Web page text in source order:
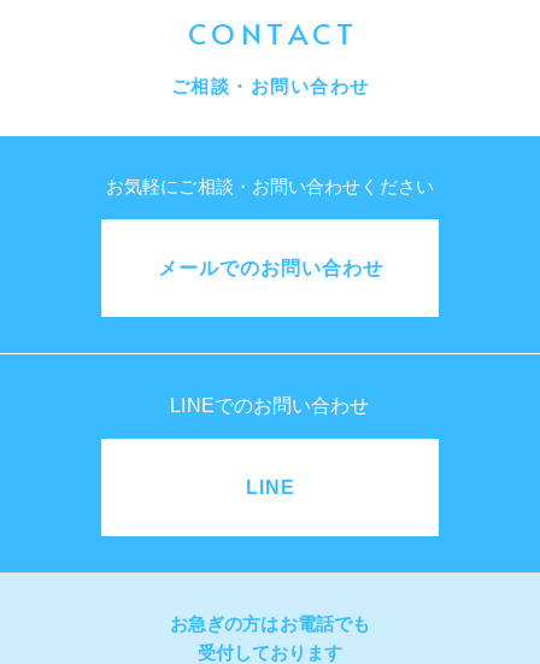
CONTACT
ご相談・お問い合わせ
お気軽にご相談・お問い合わせください
メールでのお問い合わせ
LINEでのお問い合わせ
LINE
お急ぎの方はお電話でも
受付しております